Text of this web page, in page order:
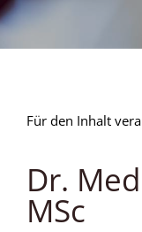
Für den Inhalt
Dr.
MSc